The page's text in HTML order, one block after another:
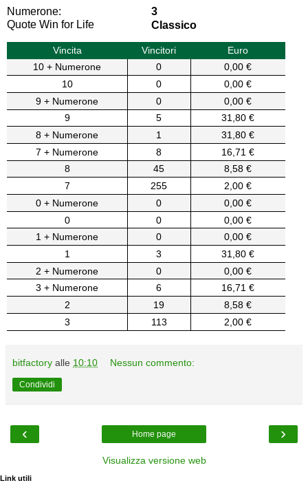
Numerone:
3
Quote Win for Life
Classico
Vincita Vincitori
Euro
10 + Numerone
0
0,00 €
10
0
0,00 €
9 + Numerone
0
0,00 €
9
5
31,80 €
8 + Numerone
1
31,80 €
7 + Numerone
8
16,71 €
8
45
8,58 €
7
255
2,00 €
0 + Numerone
0
0,00 €
0
0
0,00 €
1 + Numerone
0
0,00 €
1
3
31,80 €
2 + Numerone
0
0,00 €
3 + Numerone
6
16,71 €
2
19
8,58 €
3
113 2,00 €
bitfactory alle 10:10 Nessun commento:
Condividi
‹ ›
Home page
Visualizza versione web
Link utili